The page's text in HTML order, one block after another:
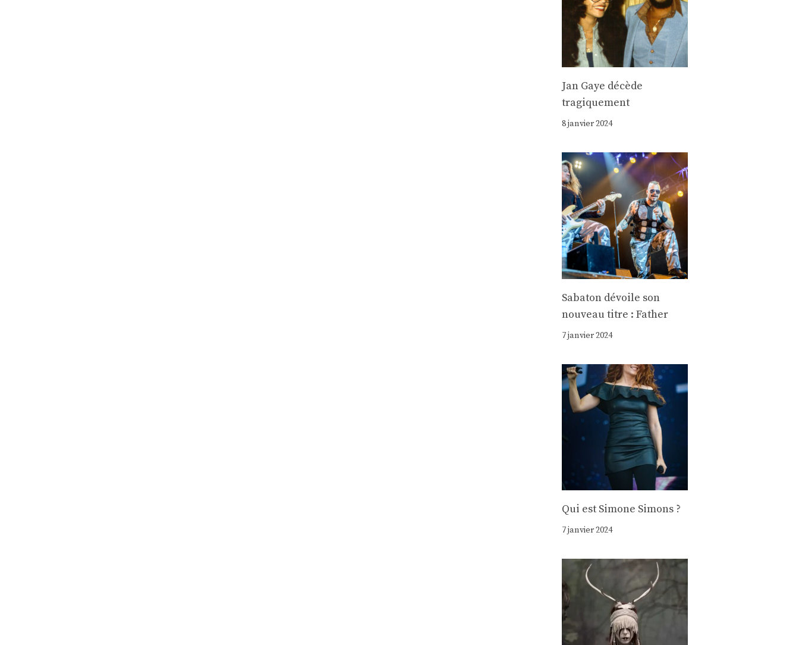
Jan Gaye décède
tragiquement
8 janvier 2024
Sabaton dévoile son
nouveau titre : Father
7 janvier 2024
Qui est Simone Simons ?
7 janvier 2024